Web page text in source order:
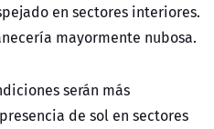
en sectores interiores.
mayormente nubosa.
serán más
de sol en sectores